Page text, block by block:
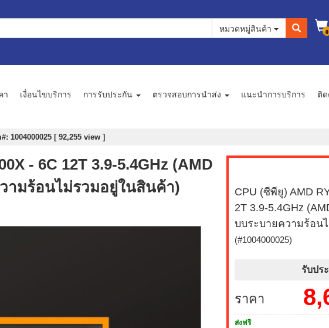
0
หมวดหมู่สินค้า
า เงื่อนไขบริการ การรับประกัน ตรวจสอบการนำส่ง แนะนำการบริการ ติด
1004000025 [ 92,255 view ]
- 6C 12T 3.9-5.4GHz (AMD
ามร้อนไม่รวมอยู่ในสินค้า)
CPU (ซีพียู) AMD
2T 3.9-5.4GHz
บบระบายความร้อน
(#1004000025)
รับปร
ราคา
ส่งฟรี